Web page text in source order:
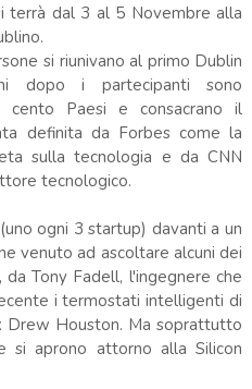
terrà dal 3 al 5 Novembre alla
si riunivano al primo Dublin
dopo i partecipanti sono
cento Paesi e consacrano il
definita da Forbes come la
sulla tecnologia e da CNN
tecnologico.
ogni 3 startup) davanti a un
venuto ad ascoltare alcuni dei
Tony Fadell, l'ingegnere che
i termostati intelligenti di
Houston. Ma soprattutto
si aprono attorno alla Silicon